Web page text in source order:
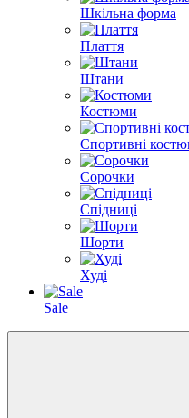
Шкільна форма
Плаття
Штани
Костюми
Спортивні
Сорочки
Cпідниці
Шорти
Худі
Sale